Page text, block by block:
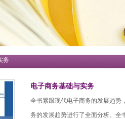
务
电子商务基础与实务
全书紧跟现代电子商务的发展趋势
务的发展趋势进行了全面分析。全